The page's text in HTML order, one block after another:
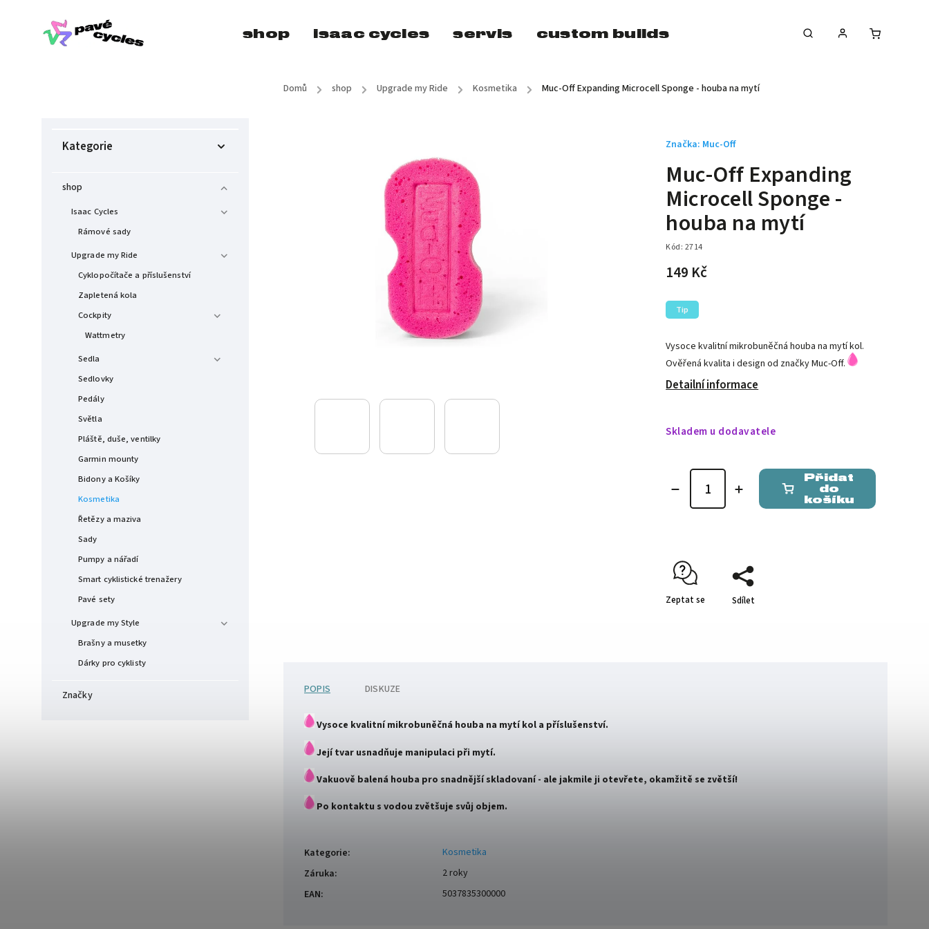
shop isaac cycles servis custom builds značky
Domů / shop / Upgrade my Ride / Kosmetika / Muc-Off Expanding Microcell Sponge - houba na mytí
Kategorie
shop
Isaac Cycles
Rámové sady
Upgrade my Ride
Cyklopočítače a příslušenství
Zapletená kola
Cockpity
Wattmetry
Sedla
Sedlovky
Pedály
Světla
Pláště, duše, ventilky
Garmin mounty
Bidony a Košíky
Kosmetika
Řetězy a maziva
Sady
Pumpy a nářadí
Smart cyklistické trenažery
Pavé sety
Upgrade my Style
Brašny a musetky
Dárky pro cyklisty
Značky
Muc-Off Expanding
Microcell Sponge -
houba na mytí
Kód: 2714
149 Kč
Vysoce kvalitní mikrobuněčná houba na mytí kol.
Ověřená kvalita i design od značky Muc-Off.
Detailní informace
Tip
Značka: Muc-Off
Skladem u dodavatele
Přidat
do
košíku
Zeptat se Sdílet
POPIS DISKUZE
Vysoce kvalitní mikrobuněčná houba na mytí kol a příslušenství.
Její tvar usnadňuje manipulaci při mytí.
Vakuově balená houba pro snadnější skladovaní - ale jakmile ji otevřete, okamžitě se zvětší!
Po kontaktu s vodou zvětšuje svůj objem.
Kategorie:
Kosmetika
Záruka:
2 roky
EAN: 5037835300000